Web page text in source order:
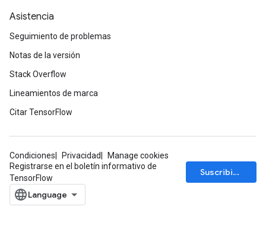
Asistencia
Seguimiento de problemas
Notas de la versión
Stack Overflow
Lineamientos de marca
Citar TensorFlow
Condiciones Privacidad
Manage cookies
Registrarse en el boletín informativo de
TensorFlow
Suscribirse